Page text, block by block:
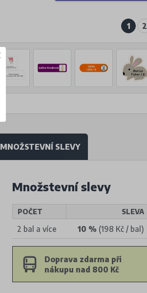
1 2
MNOŽSTEVNÍ SLEVY
Množstevní slevy
POČET SLEVA
2 bal a více 10 % (198 Kč / bal)
Doprava zdarma při
nákupu nad 800 Kč